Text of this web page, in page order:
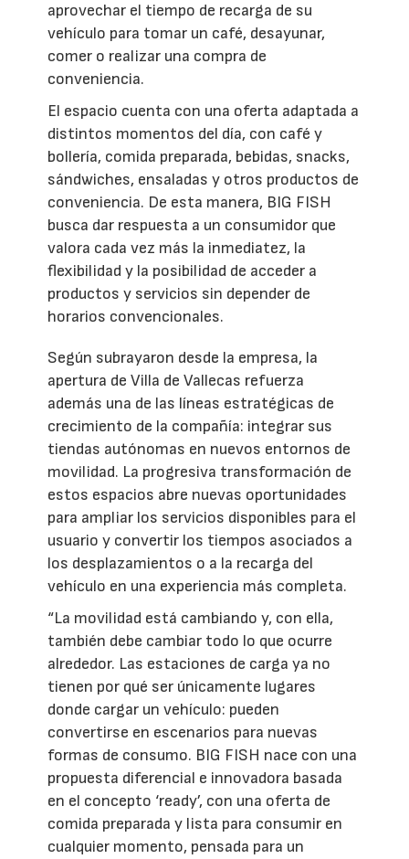
aprovechar el tiempo de recarga de su
vehículo para tomar un café, desayunar,
comer o realizar una compra de
conveniencia.
El espacio cuenta con una oferta adaptada a
distintos momentos del día, con café y
bollería, comida preparada, bebidas, snacks,
sándwiches, ensaladas y otros productos de
conveniencia. De esta manera, BIG FISH
busca dar respuesta a un consumidor que
valora cada vez más la inmediatez, la
flexibilidad y la posibilidad de acceder a
productos y servicios sin depender de
horarios convencionales.
Según subrayaron desde la empresa, la
apertura de Villa de Vallecas refuerza
además una de las líneas estratégicas de
crecimiento de la compañía: integrar sus
tiendas autónomas en nuevos entornos de
movilidad. La progresiva transformación de
estos espacios abre nuevas oportunidades
para ampliar los servicios disponibles para el
usuario y convertir los tiempos asociados a
los desplazamientos o a la recarga del
vehículo en una experiencia más completa.
“La movilidad está cambiando y, con ella,
también debe cambiar todo lo que ocurre
alrededor. Las estaciones de carga ya no
tienen por qué ser únicamente lugares
donde cargar un vehículo: pueden
convertirse en escenarios para nuevas
formas de consumo. BIG FISH nace con una
propuesta diferencial e innovadora basada
en el concepto ‘ready’, con una oferta de
comida preparada y lista para consumir en
cualquier momento, pensada para un